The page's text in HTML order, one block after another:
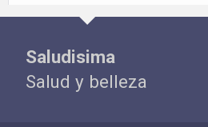
Saludisima
Salud y belleza